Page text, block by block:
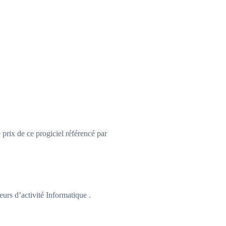
de ce progiciel référencé par
d’activité Informatique .